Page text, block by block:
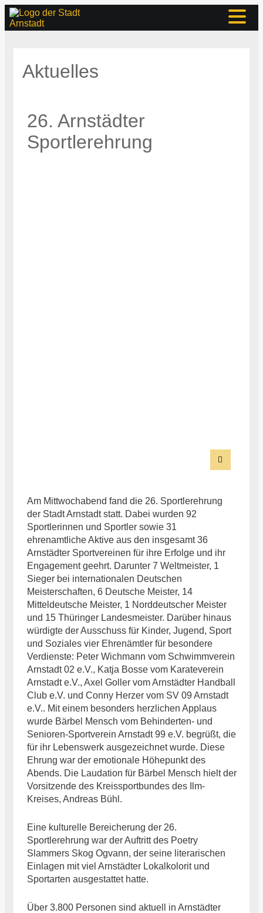
Aktuelles
26. Arnstädter
Sportlerehrung
Am Mittwochabend fand die 26. Sportlerehrung
der Stadt Arnstadt statt. Dabei wurden 92
Sportlerinnen und Sportler sowie 31
ehrenamtliche Aktive aus den insgesamt 36
Arnstädter Sportvereinen für ihre Erfolge und ihr
Engagement geehrt. Darunter 7 Weltmeister, 1
Sieger bei internationalen Deutschen
Meisterschaften, 6 Deutsche Meister, 14
Mitteldeutsche Meister, 1 Norddeutscher Meister
und 15 Thüringer Landesmeister. Darüber hinaus
würdigte der Ausschuss für Kinder, Jugend, Sport
und Soziales vier Ehrenämtler für besondere
Verdienste: Peter Wichmann vom Schwimmverein
Arnstadt 02 e.V., Katja Bosse vom Karateverein
Arnstadt e.V., Axel Goller vom Arnstädter Handball
Club e.V. und Conny Herzer vom SV 09 Arnstadt
e.V.. Mit einem besonders herzlichen Applaus
wurde Bärbel Mensch vom Behinderten- und
Senioren-Sportverein Arnstadt 99 e.V. begrüßt, die
für ihr Lebenswerk ausgezeichnet wurde. Diese
Ehrung war der emotionale Höhepunkt des
Abends. Die Laudation für Bärbel Mensch hielt der
Vorsitzende des Kreissportbundes des Ilm-
Kreises, Andreas Bühl.
Eine kulturelle Bereicherung der 26.
Sportlerehrung war der Auftritt des Poetry
Slammers Skog Ogvann, der seine literarischen
Einlagen mit viel Arnstädter Lokalkolorit und
Sportarten ausgestattet hatte.
Über 3.800 Personen sind aktuell in Arnstädter